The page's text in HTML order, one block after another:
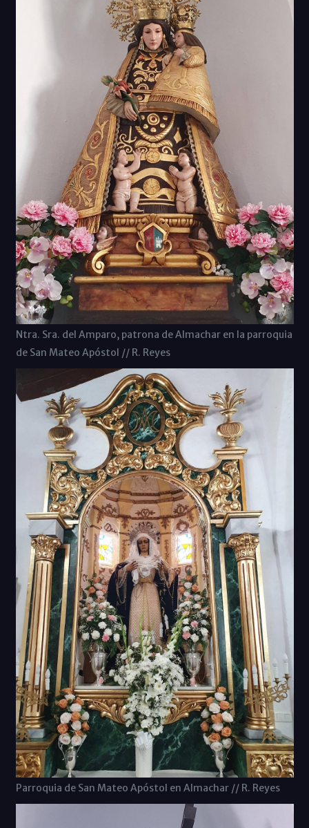
Ntra. Sra. del Amparo, patrona de Almachar en la parroquia
de San Mateo Apóstol // R. Reyes
Parroquia de San Mateo Apóstol en Almachar // R. Reyes